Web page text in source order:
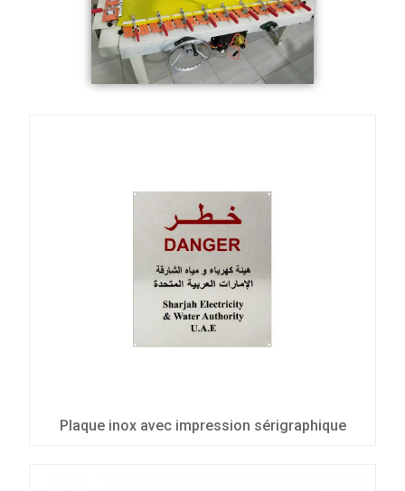
Plaque inox avec impression sérigraphique